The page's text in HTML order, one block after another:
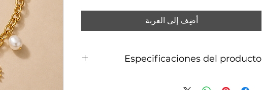
أضِف إلى العربة
Especificaciones del producto